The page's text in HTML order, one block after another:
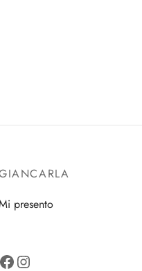
presento
Facebook